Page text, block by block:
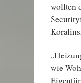
wollten
wie